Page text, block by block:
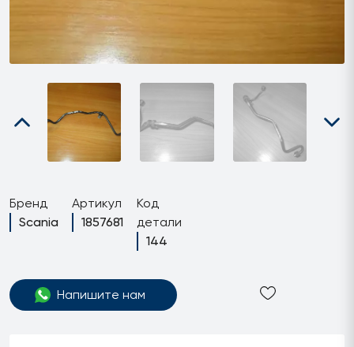
Бренд
Scania
Артикул
1857681
Код
детали
144
Напишите нам